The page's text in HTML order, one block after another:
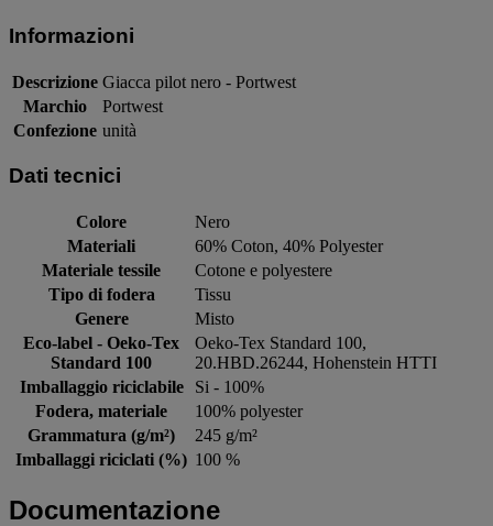
Informazioni
Descrizione Giacca pilot nero - Portwest
Marchio
Portwest
Confezione unità
Dati tecnici
Colore
Nero
Materiali
60% Coton, 40% Polyester
Materiale tessile
Cotone e polyestere
Tipo di fodera
Tissu
Genere
Misto
Eco-label - Oeko-Tex
Standard 100
Oeko-Tex Standard 100,
20.HBD.26244, Hohenstein HTTI
Imballaggio riciclabile
Si - 100%
Fodera, materiale
100% polyester
Grammatura (g/m²)
245 g/m²
Imballaggi riciclati (%) 100 %
Documentazione